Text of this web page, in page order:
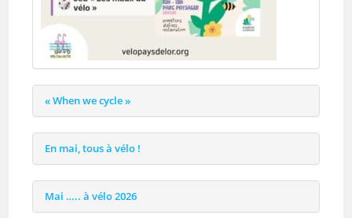
« When we cycle »
En mai, tous à vélo !
Mai ….. à vélo 2026